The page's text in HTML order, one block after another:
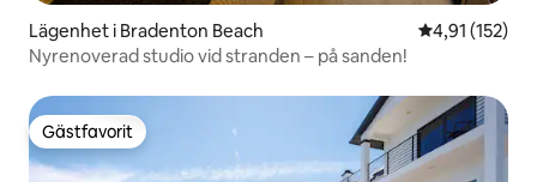
Lägenhet i Bradenton Beach 4,91 av 5 i
4,91 (152)
Nyrenoverad studio vid stranden – på sanden!
Gästfavorit
Gästfavorit